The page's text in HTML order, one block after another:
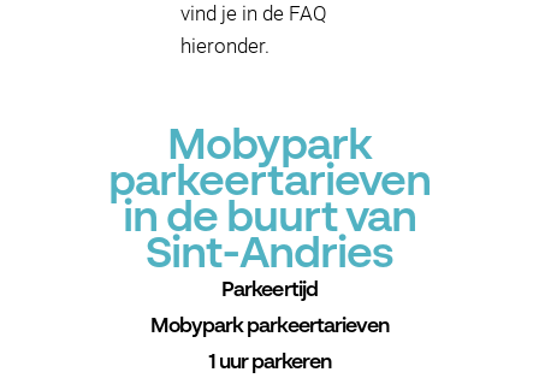
vind je in de FAQ
hieronder.
Mobypark
parkeertarieven
in de buurt van
Sint-Andries
Parkeertijd
Mobypark parkeertarieven
1 uur parkeren